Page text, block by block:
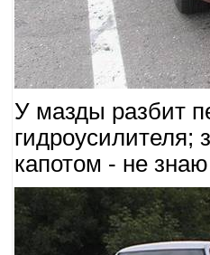
У мазды разбит
гидроусилителя;
капотом - не